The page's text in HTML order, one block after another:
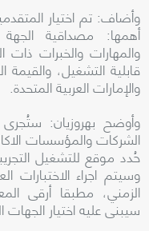
وأضاف: تم اختيار
أهمها: مصداقية الجهة
والمهارات والخبرات ذات
قابلية التشغيل، والقيمة
والإمارات العربية المتحدة.
وأوضح بهروزيان: ستُجرى
الشركات والمؤسسات
حُدد موقع للتشغيل
وسيتم اجراء الاختبارات
الزمني، مطبقا أرقى
سيبنى عليه اختيار الجهات